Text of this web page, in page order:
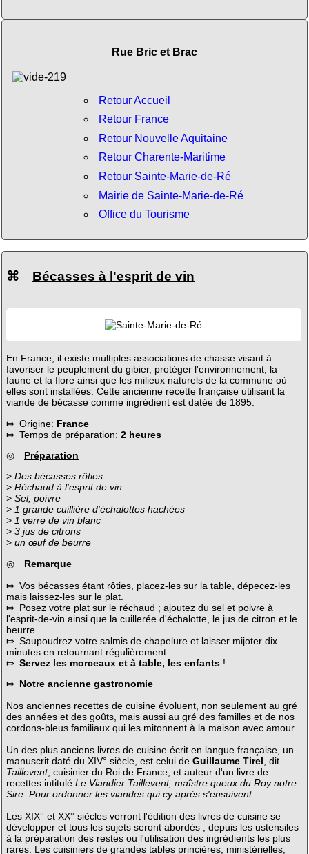
Rue Bric et Brac
Retour Accueil
Retour France
Retour Nouvelle Aquitaine
Retour Charente-Maritime
Retour Sainte-Marie-de-Ré
Mairie de Sainte-Marie-de-Ré
Office du Tourisme
⌘ Bécasses à l'esprit de vin
En France, il existe multiples associations de chasse visant à
favoriser le peuplement du gibier, protéger l'environnement, la
faune et la flore ainsi que les milieux naturels de la commune où
elles sont installées. Cette ancienne recette française utilisant la
viande de bécasse comme ingrédient est datée de 1895.
⤇ Origine: France
⤇ Temps de préparation: 2 heures
◎ Préparation
> Des bécasses rôties
> Réchaud à l'esprit de vin
> Sel, poivre
> 1 grande cuillière d'échalottes hachées
> 1 verre de vin blanc
> 3 jus de citrons
> un œuf de beurre
◎ Remarque
⤇ Vos bécasses étant rôties, placez-les sur la table, dépecez-les
mais laissez-les sur le plat.
⤇ Posez votre plat sur le réchaud ; ajoutez du sel et poivre à
l'esprit-de-vin ainsi que la cuillerée d'échalotte, le jus de citron et le
beurre
⤇ Saupoudrez votre salmis de chapelure et laisser mijoter dix
minutes en retournant régulièrement.
⤇ Servez les morceaux et à table, les enfants!
⤇ Notre ancienne gastronomie
Nos anciennes recettes de cuisine évoluent, non seulement au gré
des années et des goûts, mais aussi au gré des familles et de nos
cordons-bleus familiaux qui les mitonnent à la maison avec amour.
Un des plus anciens livres de cuisine écrit en langue française, un
manuscrit daté du XIV° siècle, est celui de Guillaume Tirel , dit
Taillevent, cuisinier du Roi de France, et auteur d'un livre de
recettes intitulé Le Viandier Taillevent, maîstre queux du Roy notre
Sire. Pour ordonner les viandes qui cy après s'ensuivent
Les XIX° et XX° siècles verront l'édition des livres de cuisine se
développer et tous les sujets seront abordés ; depuis les ustensiles
à la préparation des restes ou l'utilisation des ingrédients les plus
rares. Les cuisiniers de grandes tables princières, ministérielles,